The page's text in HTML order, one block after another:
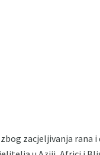
zacjeljivanja rana